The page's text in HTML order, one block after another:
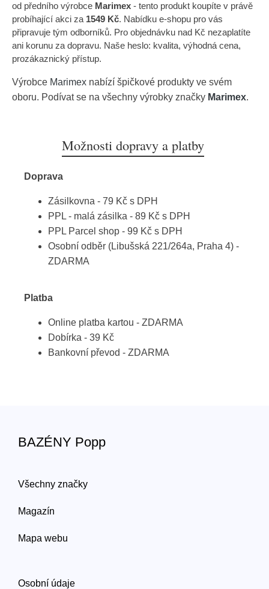
od předního výrobce Marimex - tento produkt koupíte v právě
probíhající akci za 1549 Kč. Nabídku e-shopu pro vás
připravuje tým odborníků. Pro objednávku nad Kč nezaplatíte
ani korunu za dopravu. Naše heslo: kvalita, výhodná cena,
prozákaznický přístup.
Výrobce Marimex nabízí špičkové produkty ve svém
oboru. Podívat se na všechny výrobky značky Marimex.
Možnosti dopravy a platby
Doprava
Zásilkovna - 79 Kč s DPH
PPL - malá zásilka - 89 Kč s DPH
PPL Parcel shop - 99 Kč s DPH
Osobní odběr (Libušská 221/264a, Praha 4) -
ZDARMA
Platba
Online platba kartou - ZDARMA
Dobírka - 39 Kč
Bankovní převod - ZDARMA
BAZÉNY Popp
Všechny značky
Magazín
Mapa webu
Osobní údaje